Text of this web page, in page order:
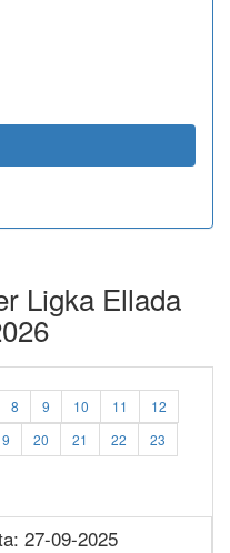
Ligka Ellada
8 9 10 11
12
20 21 22
23
27-09-2025